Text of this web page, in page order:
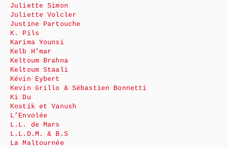
Juliette Simon
Juliette Volcler
Justine Partouche
K. Pils
Karima Younsi
Kelb H’mar
Keltoum Brahna
Keltoum Staali
Kévin Eybert
Kevin Grillo & Sébastien Bonnetti
Ki Du
Kostik et Vanush
L’Envolée
L.L. de Mars
L.L.D.M. & B.S
La Maltournée